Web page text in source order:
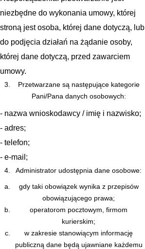
niezbędne do wykonania umowy, której
stroną jest osoba, której dane dotyczą, lub
do podjęcia działań na żądanie osoby,
której dane dotyczą, przed zawarciem
umowy.
Przetwarzane są następujące kategorie
Pani/Pana danych osobowych:
- nazwa wnioskodawcy / imię i nazwisko;
- adres;
- telefon;
- e-mail;
Administrator udostępnia dane osobowe:
gdy taki obowiązek wynika z przepisów
obowiązującego prawa;
operatorom pocztowym, firmom
kurierskim;
w zakresie stanowiącym informację
publiczną dane będą ujawniane każdemu